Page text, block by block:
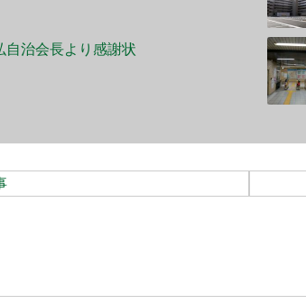
治会長より感謝状